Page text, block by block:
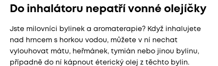
Do inhalátoru nepatří vonné olejíčky
Jste milovníci bylinek a aromaterapie? Když inhalujete
nad hrncem s horkou vodou, můžete v ní nechat
vylouhovat mátu, heřmánek, tymián nebo jinou bylinu,
případně do ní kápnout éterický olej z těchto bylin.